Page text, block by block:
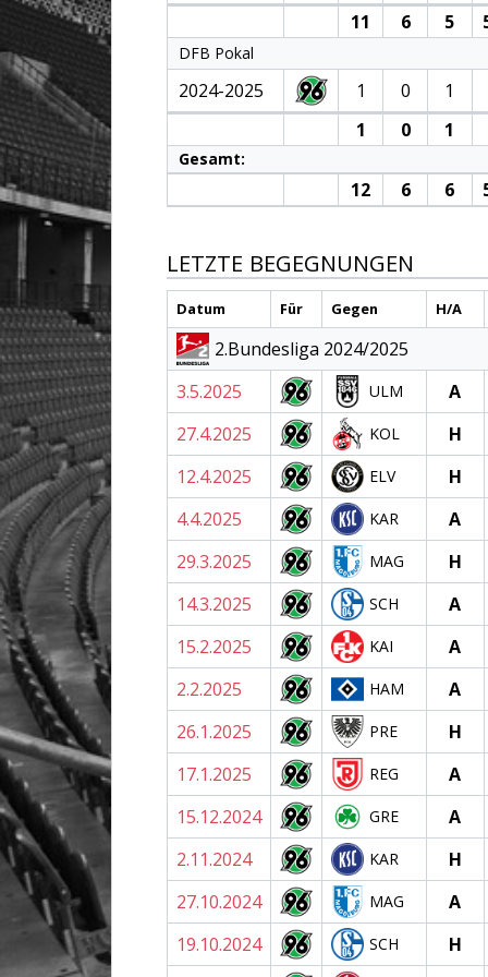
11 6 5
DFB Pokal
2024-2025 1 0
1
1
0 1
Gesamt:
12 6 6
LETZTE BEGEGNUNGEN
Datum Für Gegen H/A
2.Bundesliga 2024/2025
3.5.2025
ULM
A
27.4.2025
KOL
H
12.4.2025
ELV
H
4.4.2025
KAR
A
29.3.2025
MAG
H
14.3.2025
SCH
A
15.2.2025
KAI
A
2.2.2025
HAM
A
26.1.2025
PRE
H
17.1.2025
REG
A
15.12.2024
GRE
A
2.11.2024
KAR
H
27.10.2024
MAG
A
19.10.2024
SCH
H